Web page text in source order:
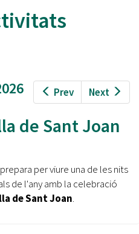
Prev Next
de Sant Joan
per viure una de les nits
de l'any amb la celebració
de Sant Joan.